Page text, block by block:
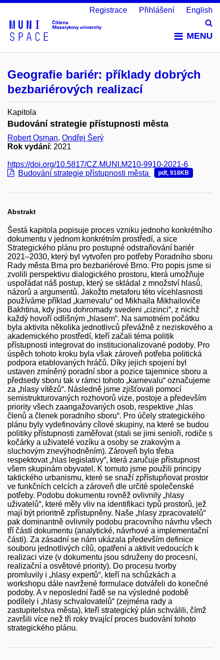
MENU
Registrace Přihlášení English
Geografie bariér: příklady dobrých
bezbariérových realizací
Kapitola
Budování strategie přístupnosti města
Robert Osman, Ondřej Šerý
Rok vydání: 2021
https://doi.org/10.5817/CZ.MUNI.M210-9910-2021-6
Budování strategie přístupnosti města
pdf, 918KB
Abstrakt
Šestá kapitola popisuje proces vzniku jednoho konkrétního
dokumentu v jednom konkrétním prostředí, a sice
Strategického plánu pro postupné odstraňování bariér
2021–2030, který byl vytvořen pro potřeby Poradního sboru
Rady města Brna pro bezbariérové Brno. Pro popis jsme si
zvolili perspektivu dialogického prostoru, která umožňuje
uspořádat náš postup, který se skládal z množství hlasů,
názorů a argumentů. Jakožto metaforu této vícehlasnosti
používáme příklad „karnevalu“ od Mikhaila Mikhailoviče
Bakhtina, kdy jsou dohromady svedeni „cizinci“, z nichž
každý hovoří odlišným „hlasem“. Na samotném počátku
byla aktivita několika jednotlivců převážně z neziskového a
akademického prostředí, kteří začali téma politik
přístupnosti integrovat do institucionalizované podoby. Pro
úspěch tohoto kroku byla však zároveň potřeba politická
podpora etablovaných hráčů. Díky jejich spojení byl
ustaven zmíněný poradní sbor a pozice tajemnice sboru a
předsedy sboru tak v rámci tohoto „karnevalu“ označujeme
za „hlasy vítězů“. Následně jsme zjišťovali pomocí
semistrukturovaných rozhovorů vize, postoje a především
priority všech zaangažovaných osob, respektive „hlas
členů a členek poradního sboru“. Pro účely strategického
plánu byly vydefinovány cílové skupiny, na které se budou
politiky přístupnosti zaměřovat (stali se jimi senioři, rodiče s
kočárky a uživatelé vozíku a osoby se zrakovým a
sluchovým znevýhodněním). Zároveň bylo třeba
respektovat „hlas legislativy“, která zaručuje přístupnost
všem skupinám obyvatel. K tomuto jsme použili principy
taktického urbanismu, které se snaží zpřístupňovat prostor
ve funkčních celcích a zároveň dle určité společenské
potřeby. Podobu dokumentu rovněž ovlivnily „hlasy
uživatelů“, které měly vliv na identifikaci typů prostorů, jež
mají být prioritně zpřístupněny. Naše „hlasy zpracovatelů“
pak dominantně ovlivnily podobu pracovního návrhu všech
tří částí dokumentu (analytické, návrhové a implementační
části). Za zásadní se nám ukázala především definice
souboru jednotlivých cílů, opatření a aktivit vedoucích k
realizaci vize (v dokumentu jsou sdruženy do procesní,
realizační a osvětové priority). Do procesu tvorby
promluvily i „hlasy expertů“, kteří na schůzkách a
workshopu dále navržené formulace dotvářeli do konečné
podoby. A v neposlední řadě se na výsledné podobě
podílely i „hlasy schvalovatelů“ (zejména rady a
zastupitelstva města), kteří strategický plán schválili, čímž
završili více než tři roky trvající proces budování tohoto
strategického plánu.